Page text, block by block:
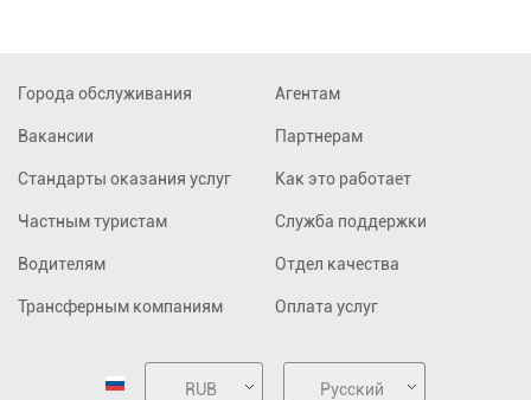
Города обслуживания
Вакансии
Стандарты оказания услуг
Частным туристам
Водителям
Трансферным компаниям
Агентам
Партнерам
Как это работает
Служба поддержки
Отдел качества
Оплата услуг
RUB Русский